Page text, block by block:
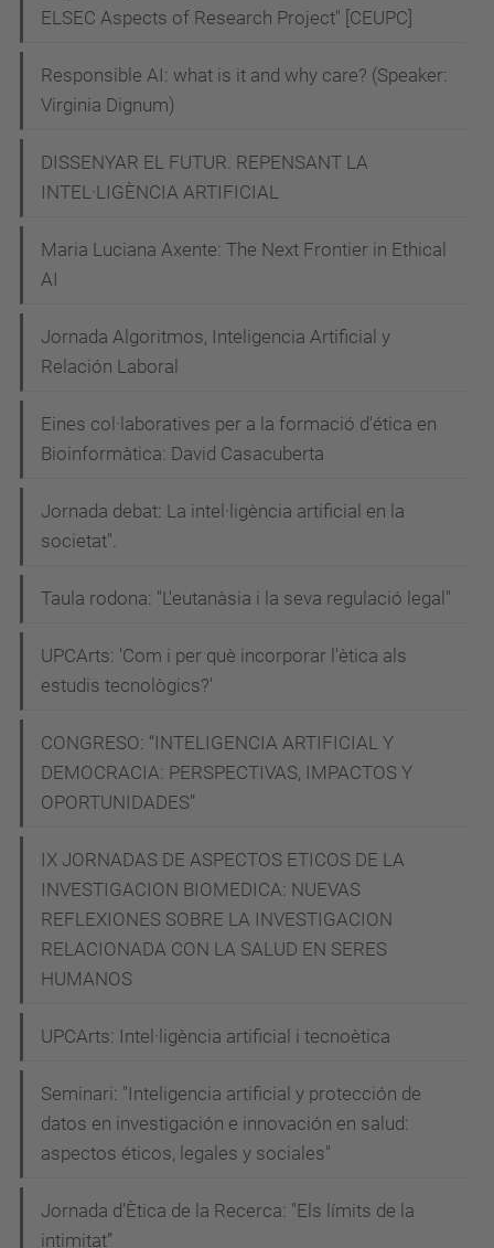
Retos
de
Inteligencia
Artificial,
Educando
Inteligencia
Artificial.
ELSEC Aspects of Research Project" [CEUPC]
Responsible AI: what is it and why care? (Speaker:
Virginia Dignum)
DISSENYAR EL FUTUR. REPENSANT LA
INTEL·LIGÈNCIA ARTIFICIAL
Maria Luciana Axente: The Next Frontier in Ethical
AI
Jornada Algoritmos, Inteligencia Artificial y
Relación Laboral
Eines col·laboratives per a la formació d'ética en
Bioinformàtica: David Casacuberta
Jornada debat: La intel·ligència artificial en la
societat".
Taula rodona: "L'eutanàsia i la seva regulació legal"
UPCArts: 'Com i per què incorporar l'ètica als
estudis tecnològics?'
CONGRESO: “INTELIGENCIA ARTIFICIAL Y
DEMOCRACIA: PERSPECTIVAS, IMPACTOS Y
OPORTUNIDADES”
IX JORNADAS DE ASPECTOS ETICOS DE LA
INVESTIGACION BIOMEDICA: NUEVAS
REFLEXIONES SOBRE LA INVESTIGACION
RELACIONADA CON LA SALUD EN SERES
HUMANOS
UPCArts: Intel·ligència artificial i tecnoètica
Seminari: "Inteligencia artificial y protección de
datos en investigación e innovación en salud:
aspectos éticos, legales y sociales"
Jornada d’Ètica de la Recerca: "Els límits de la
intimitat”